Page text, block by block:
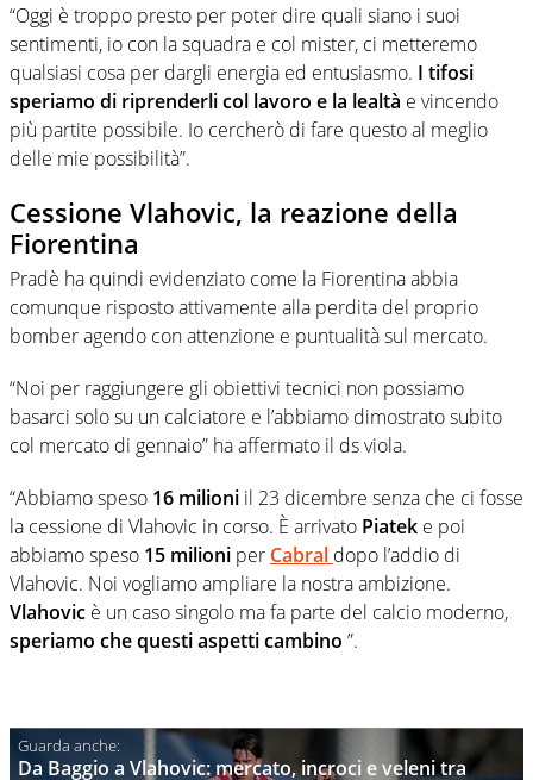
“Oggi è troppo presto per poter dire quali siano i suoi
sentimenti, io con la squadra e col mister, ci metteremo
qualsiasi cosa per dargli energia ed entusiasmo. I tifosi
speriamo di riprenderli col lavoro e la lealtà e vincendo
più partite possibile. Io cercherò di fare questo al meglio
delle mie possibilità”.
Cessione Vlahovic, la reazione della
Fiorentina
Pradè ha quindi evidenziato come la Fiorentina abbia
comunque risposto attivamente alla perdita del proprio
bomber agendo con attenzione e puntualità sul mercato.
“Noi per raggiungere gli obiettivi tecnici non possiamo
basarci solo su un calciatore e l’abbiamo dimostrato subito
col mercato di gennaio” ha affermato il ds viola.
“Abbiamo speso 16 milioni il 23 dicembre senza che ci fosse
la cessione di Vlahovic in corso. È arrivato Piatek e poi
abbiamo speso 15 milioni per Cabral dopo l’addio di
Vlahovic. Noi vogliamo ampliare la nostra ambizione.
Vlahovic è un caso singolo ma fa parte del calcio moderno,
speriamo che questi aspetti cambino ”.
Da Baggio a Vlahovic: mercato, incroci e veleni tra